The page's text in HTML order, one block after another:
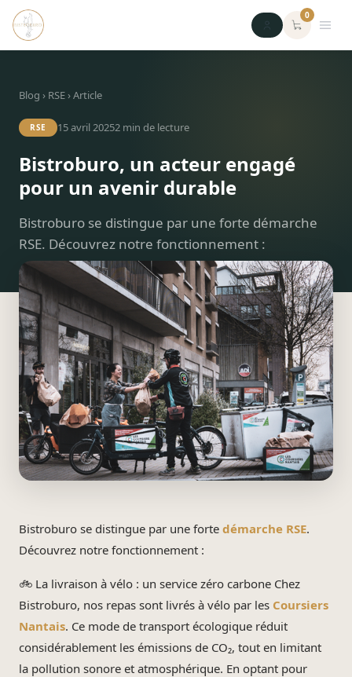
0
Blog › RSE› Article
RSE 15 avril 20252min de lecture
Bistroburo, un acteur engagé
pour un avenir durable
Bistroburo se distingue par une forte démarche
RSE. Découvrez notre fonctionnement :
Bistroburo se distingue par une forte démarche RSE.
Découvrez notre fonctionnement :
🚲 La livraison à vélo : un service zéro carbone Chez
Bistroburo, nos repas sont livrés à vélo par les Coursiers
Nantais. Ce mode de transport écologique réduit
considérablement les émissions de CO₂, tout en limitant
la pollution sonore et atmosphérique. En optant pour